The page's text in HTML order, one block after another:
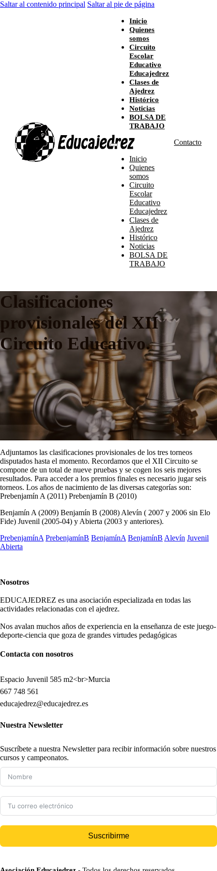
Saltar al contenido principal Saltar al pie de página
Inicio
Quienes
somos
Circuito
Escolar
Educativo
Educajedrez
Clases de
Ajedrez
Histórico
Noticias
BOLSA DE
TRABAJO
Inicio
Quienes
somos
Circuito
Escolar
Educativo
Educajedrez
Clases de
Ajedrez
Histórico
Noticias
BOLSA DE
TRABAJO
Contacto
Clasificaciones
provisionales del XII
Circuito Educativo.
Adjuntamos las clasificaciones provisionales de los tres torneos
disputados hasta el momento. Recordamos que el XII Circuito se
compone de un total de nueve pruebas y se cogen los seis mejores
resultados. Para acceder a los premios finales es necesario jugar seis
torneos. Los años de nacimiento de las diversas categorías son:
Prebenjamín A (2011) Prebenjamín B (2010)
Benjamín A (2009) Benjamín B (2008) Alevín ( 2007 y 2006 sin Elo
Fide) Juvenil (2005-04) y Abierta (2003 y anteriores).
PrebenjamínA PrebenjamínB BenjamínA BenjamínB Alevín Juvenil
Abierta
Nosotros
EDUCAJEDREZ es una asociación especializada en todas las
actividades relacionadas con el ajedrez.
Nos avalan muchos años de experiencia en la enseñanza de este juego-
deporte-ciencia que goza de grandes virtudes pedagógicas
Contacta con nosotros
Espacio Juvenil 585 m2<br>Murcia
667 748 561
educajedrez@educajedrez.es
Nuestra Newsletter
Suscríbete a nuestra Newsletter para recibir información sobre nuestros
cursos y campeonatos.
Suscribirme